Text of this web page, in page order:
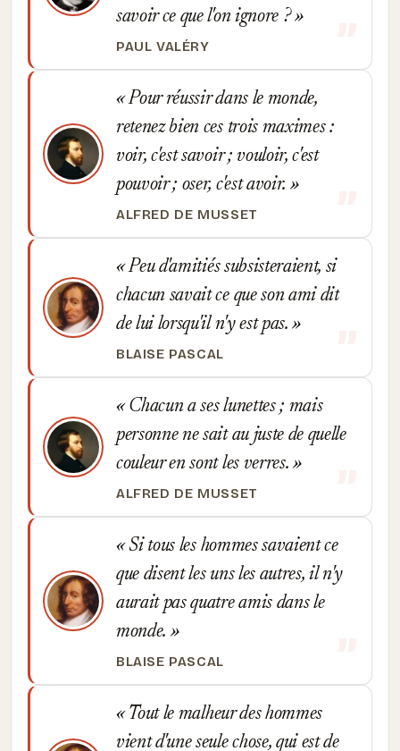
savoir ce que l'on ignore ?
PAUL VALÉRY
Pour réussir dans le monde,
retenez bien ces trois maximes :
voir, c'est savoir ; vouloir, c'est
pouvoir ; oser, c'est avoir.
ALFRED DE MUSSET
Peu d'amitiés subsisteraient, si
chacun savait ce que son ami dit
de lui lorsqu'il n'y est pas.
BLAISE PASCAL
Chacun a ses lunettes ; mais
personne ne sait au juste de quelle
couleur en sont les verres.
ALFRED DE MUSSET
Si tous les hommes savaient ce
que disent les uns les autres, il n'y
aurait pas quatre amis dans le
monde.
BLAISE PASCAL
Tout le malheur des hommes
vient d'une seule chose, qui est de